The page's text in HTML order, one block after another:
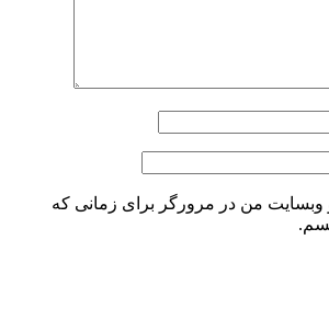
وبسایت من در مرورگر برای زمانی که